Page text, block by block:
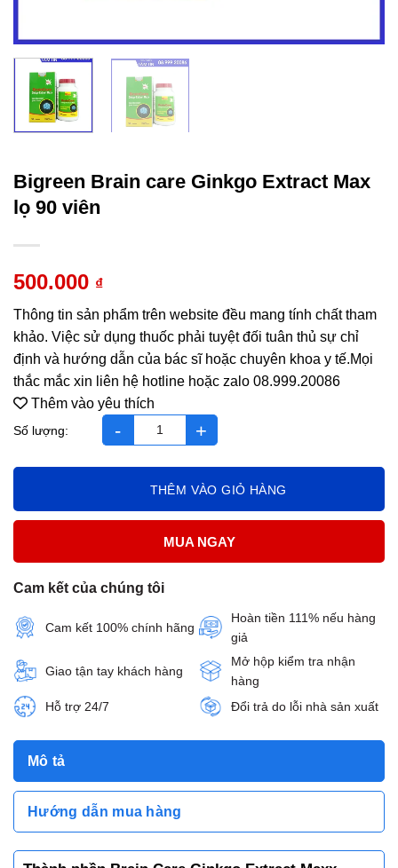
Bigreen Brain care Ginkgo Extract Max
lọ 90 viên
500.000 ₫
Bigreen Brain care Ginkgo Extract Max lọ 90 viên số lượng
THÊM VÀO GIỎ HÀNG
MUA NGAY
Thông tin sản phẩm trên website đều mang tính chất tham
khảo. Việc sử dụng thuốc phải tuyệt đối tuân thủ sự chỉ
định và hướng dẫn của bác sĩ hoặc chuyên khoa y tế.Mọi
thắc mắc xin liên hệ hotline hoặc zalo 08.999.20086
Cam kết của chúng tôi
Cam kết 100% chính hãng
Hoàn tiền 111% nếu hàng
giả
Giao tận tay khách hàng
Mở hộp kiểm tra nhận
hàng
Hỗ trợ 24/7
Đổi trả do lỗi nhà sản xuất
Thêm vào yêu thích
Mô tả
Hướng dẫn mua hàng